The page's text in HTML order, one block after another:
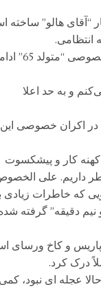
هالو” ساخته
انتظامی.
بی سوژگیِ مطلبمان را با این عکس از محمد سلوکی در اکران
و به حد اعلا
در اکران خصوصی این
کار و پیشکسوت
داریم. علی
که خاطرات زیادی
دقیقه” گرفته
پاریس و کاخ ورسای
درک کرد.
عجله ای نبود، کمی